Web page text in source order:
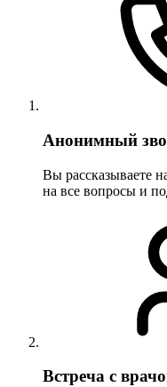
Анонимный
Вы рассказываете
на все вопросы и
Встреча с